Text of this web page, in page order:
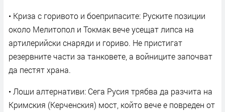
• Криза с горивото и боеприпасите: Руските позиции
около Мелитопол и Токмак вече усещат липса на
артилерийски снаряди и гориво. Не пристигат
резервните части за танковете, а войниците започват
да пестят храна.
• Лоши алтернативи: Сега Русия трябва да разчита на
Кримския (Керченския) мост, който вече е повреден от